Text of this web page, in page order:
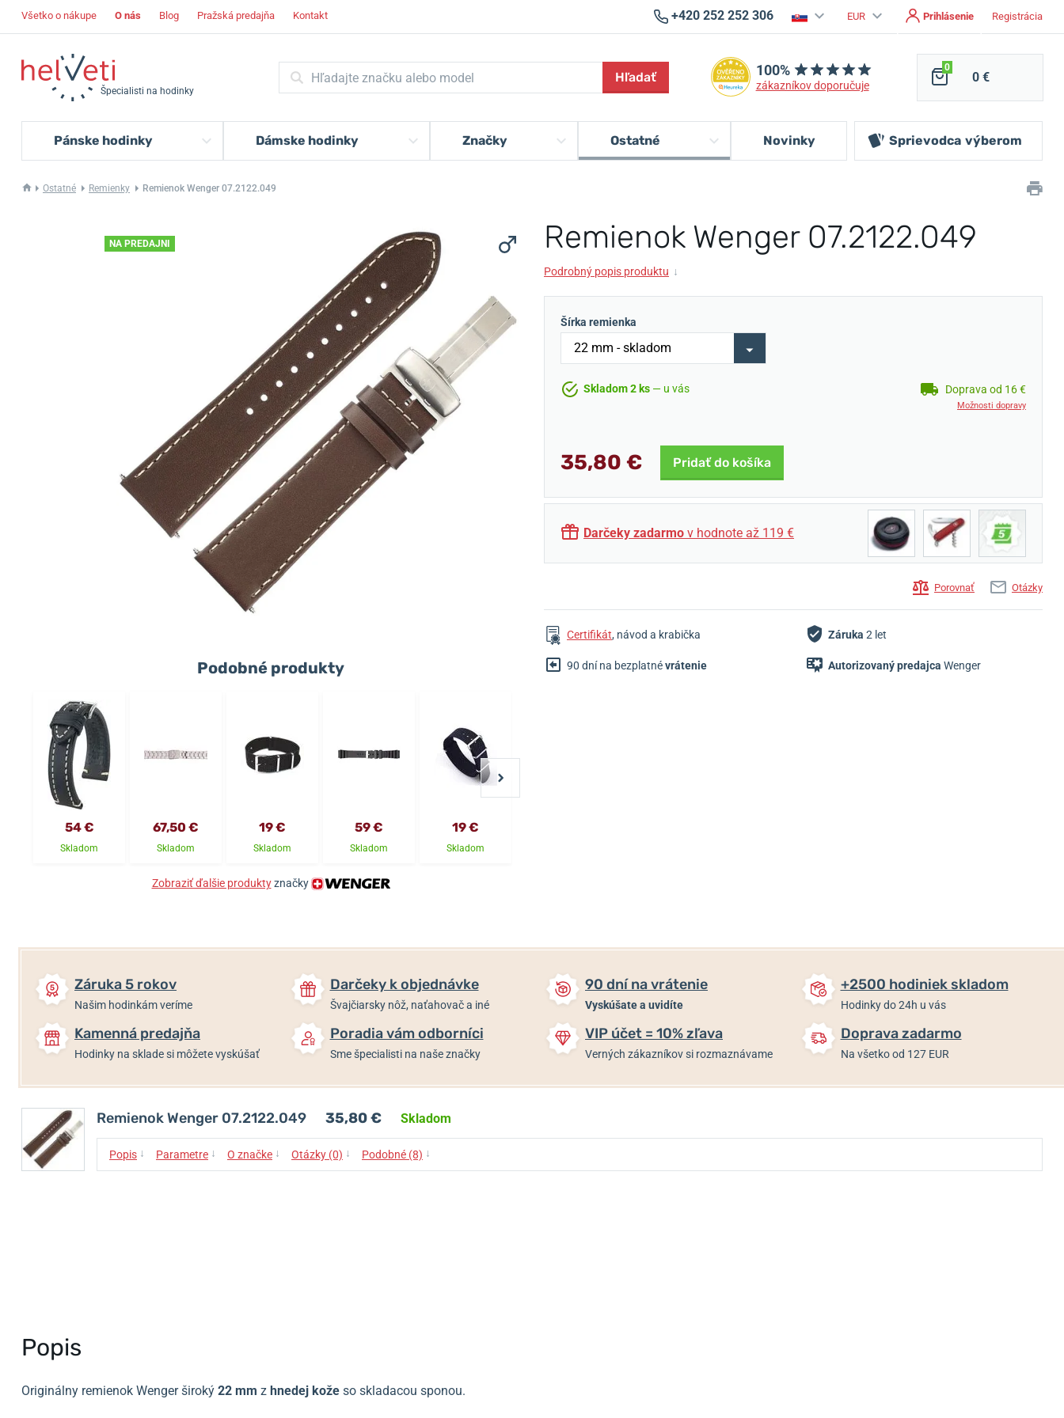
Všetko o nákupe O nás Blog Pražská predajňa Kontakt +420 252 252 306 EUR Prihlásenie Registrácia
Špecialisti na hodinky
Hľadať 100%
zákazníkov doporučuje
0
0 €
Pánske hodinky Dámske hodinky Značky Ostatné Novinky Sprievodca výberom
Ostatné Remienky Remienok Wenger 07.2122.049
Remienok Wenger 07.2122.049
NA PREDAJNI
Podrobný popis produktu ↓
Šírka remienka
Skladom 2 ks — u vás Doprava od 16 €
Možnosti dopravy
35,80 € Pridať do košíka
Darčeky zadarmo v hodnote až 119 €
Porovnať Otázky
Certifikát, návod a krabička Záruka 2 let
90 dní na bezplatnévrátenie Autorizovaný predajca Wenger
Podobné produkty
54 €
Skladom
67,50 €
Skladom
19 €
Skladom
59 €
Skladom
19 €
Skladom
Zobraziť ďalšie produktyznačky
Záruka 5 rokov
Našim hodinkám veríme
Darčeky k objednávke
Švajčiarsky nôž, naťahovač a iné
90 dní na vrátenie
Vyskúšate a uvidíte
+2500 hodiniek skladom
Hodinky do 24h u vás
Kamenná predajňa
Hodinky na sklade si môžete vyskúšať
Poradia vám odborníci
Sme špecialisti na naše značky
VIP účet = 10% zľava
Verných zákazníkov si rozmaznávame
Doprava zadarmo
Na všetko od 127 EUR
Remienok Wenger 07.2122.049 35,80 € Skladom
Popis ↓ Parametre ↓ O značke ↓ Otázky (0) ↓ Podobné (8) ↓
Popis
Originálny remienok Wenger široký 22 mm z hnedej kože so skladacou sponou.